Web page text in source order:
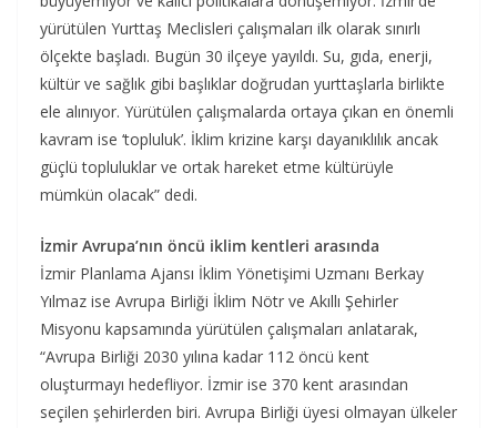
yürütülen Yurttaş Meclisleri çalışmaları ilk olarak sınırlı
ölçekte başladı. Bugün 30 ilçeye yayıldı. Su, gıda, enerji,
kültür ve sağlık gibi başlıklar doğrudan yurttaşlarla birlikte
ele alınıyor. Yürütülen çalışmalarda ortaya çıkan en önemli
kavram ise ‘topluluk’. İklim krizine karşı dayanıklılık ancak
güçlü topluluklar ve ortak hareket etme kültürüyle
mümkün olacak” dedi.
İzmir Avrupa’nın öncü iklim kentleri arasında
İzmir Planlama Ajansı İklim Yönetişimi Uzmanı Berkay
Yılmaz ise Avrupa Birliği İklim Nötr ve Akıllı Şehirler
Misyonu kapsamında yürütülen çalışmaları anlatarak,
“Avrupa Birliği 2030 yılına kadar 112 öncü kent
oluşturmayı hedefliyor. İzmir ise 370 kent arasından
seçilen şehirlerden biri. Avrupa Birliği üyesi olmayan ülkeler